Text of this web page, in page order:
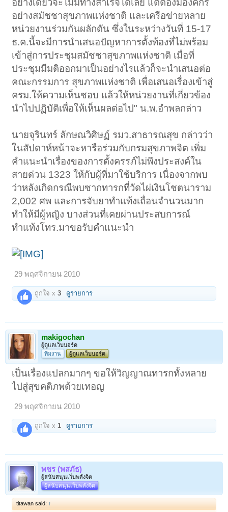
อย่างเดียวจะไม่มีทางสำเร็จได้เลย แต่ต้องมีองค์กร
อย่างสมัชชาสุขภาพแห่งชาติ และเครือข่ายหลาย
หน่วยงานร่วมกันผลักดัน ซึ่งในระหว่างวันที่ 15-17
ธ.ค.นี้จะมีการนำเสนอปัญหาการตั้งท้องที่ไม่พร้อม
เข้าสู่การประชุมสมัชชาสุขภาพแห่งชาติ เมื่อที่
ประชุมมีมติออกมาเป็นอย่างไรแล้วก็จะนำเสนอต่อ
คณะกรรมการ สุขภาพแห่งชาติ เพื่อเสนอเรื่องเข้าสู่
ครม.ให้ความเห็นชอบ แล้วให้หน่วยงานที่เกี่ยวข้อง
นำไปปฏิบัติเพื่อให้เห็นผลต่อไป" น.พ.อำพลกล่าว
นายจุรินทร์ ลักษณวิศิษฏ์ รมว.สาธารณสุข กล่าวว่า
ในสัปดาห์หน้าจะหารือร่วมกับกรมสุขภาพจิต เพิ่ม
คำแนะนำเรื่องของการตั้งครรภ์ไม่พึงประสงค์ใน
สายด่วน 1323 ให้กับผู้ที่มาใช้บริการ เนื่องจากพบ
ว่าหลังเกิดกรณีพบซากทารกที่วัดไผ่เงินโชตนาราม
2,002 ศพ และการจับยาทำแท้งเถื่อนจำนวนมาก
ทำให้มีผู้หญิง บางส่วนที่เคยผ่านประสบการณ์
ทำแท้งโทร.มาขอรับคำแนะนำ
29 พฤศจิกายน 2010
ถูกใจ x3 ดูรายการ
makigochan
ผู้ดูแลเว็บบอร์ด
ทีมงาน
ผู้ดูแลเว็บบอร์ด
เป็นเรื่องแปลกมากๆ ขอให้วิญญาณทารกทั้งหลาย
ไปสู่สุขคติภพด้วยเทอญ
29 พฤศจิกายน 2010
ถูกใจ x 1 ดูรายการ
พชร (พสภัธ)
ผู้สนับสนุนเว็บพลังจิต
ผู้สนับสนุนเว็บพลังจิต
titawan said: ↑